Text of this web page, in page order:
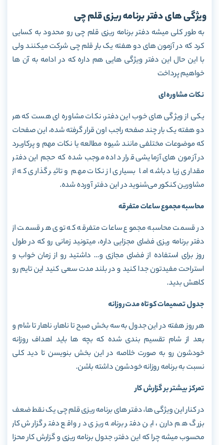
ویژگی های دفتر برنامه ریزی قلم چی
به طور کلی میشه دفتر برنامه ریزی قلم چی رو محدود به کسایی
کرد که در آزمون های دو هفته یک بار قلم چی شرکت میکنند ولی
با این حال این دفتر ویژگی هایی هم داره که در ادامه به آن ها
خواهیم پرداخت
نکات مشاوره ای
یکی از ویژگی های خوب این دفتر، نکات مشاوره ای هست که هر
دو هفته یک بار چند صفحه راجب اون قرار گرفته شده، این صفحات
که موضوعات مختلفی مانند شیوه مطالعه یا نکات مهم و پرکاربرد
در آزمون های آزمایشی قرار داده موجب شده که حجم این دفتر
مقداری زیاد باشه اما بسیاری از نکات مهم و تاثیر گذاری که از
مشاورین کنکور می‌شنوید در این دفتر آورده شده.
محاسبه مجموع ساعات متفرقه
در قسمت محاسبه مجموع ساعات متفرقه که توی هر قسمت از
دفتر برنامه ریزی فضای مجزایی داره، میتونید زمانی رو که در طول
روز برای استفاده از فضای مجازی و… داشتید رو از زمان خواب و
استراحت مفیدتون جدا کنید و در بلند مدت سعی کنید این تایم رو
کاهش بدید.
جدول تصمیمات کوتاه مدت روزانه
هر روز هفته در این جدول به سه بخش صبح تا ناهار، ناهار تا شام و
بعد از شام تقسیم بندی شده که بچه ها باید اهداف روزانه
خودشون رو به صورت خلاصه در این بخش بنویسن تا دید کلی
نسبت به برنامه روزانه خودشون داشته باشن.
تمرکز بیشتر بر گزارش کار
در کنار این ویژگی ها، دفتر های برنامه ریزی قلم چی یک نقط ضعف
بزرگ هم دارن، این دفتر برنامه ریزی در واقع دفتر گزارش کار
محسوب میشه چرا که این دفتر، جدول برنامه ریزی و گزارش کار محزا